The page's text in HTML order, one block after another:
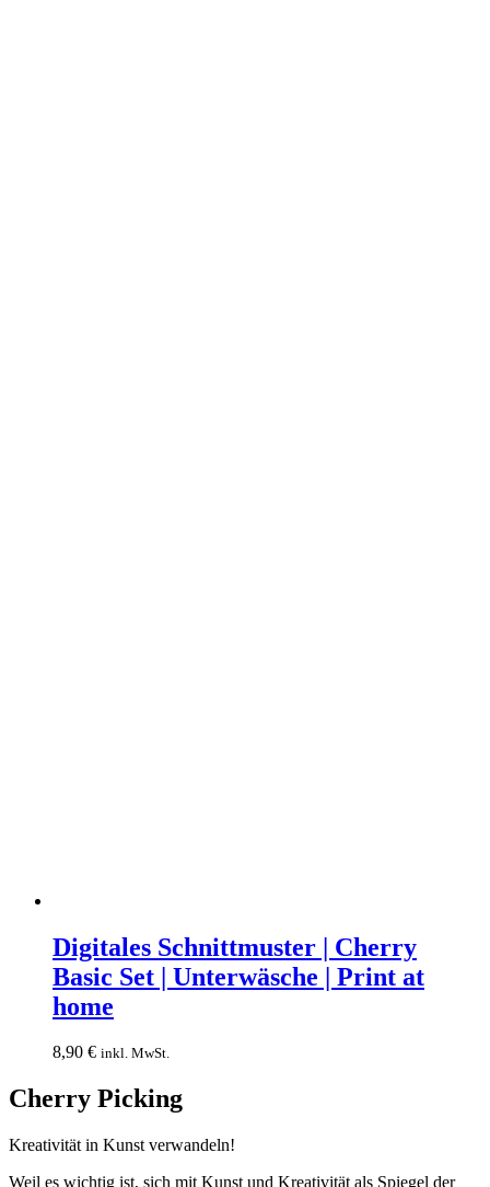
Schnittmuster
|
Cherry
Basic
Set
Unterwäsche
Print
home
Digitales Schnittmuster | Cherry
Basic Set | Unterwäsche | Print at
home
8,90 € inkl. MwSt.
Cherry Picking
Kreativität in Kunst verwandeln!
Weil es wichtig ist, sich mit Kunst und Kreativität als Spiegel der